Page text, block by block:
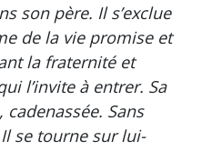
son père. Il s’exclue
de la vie promise et
la fraternité et
l’invite à entrer. Sa
Sans
se tourne sur lui-